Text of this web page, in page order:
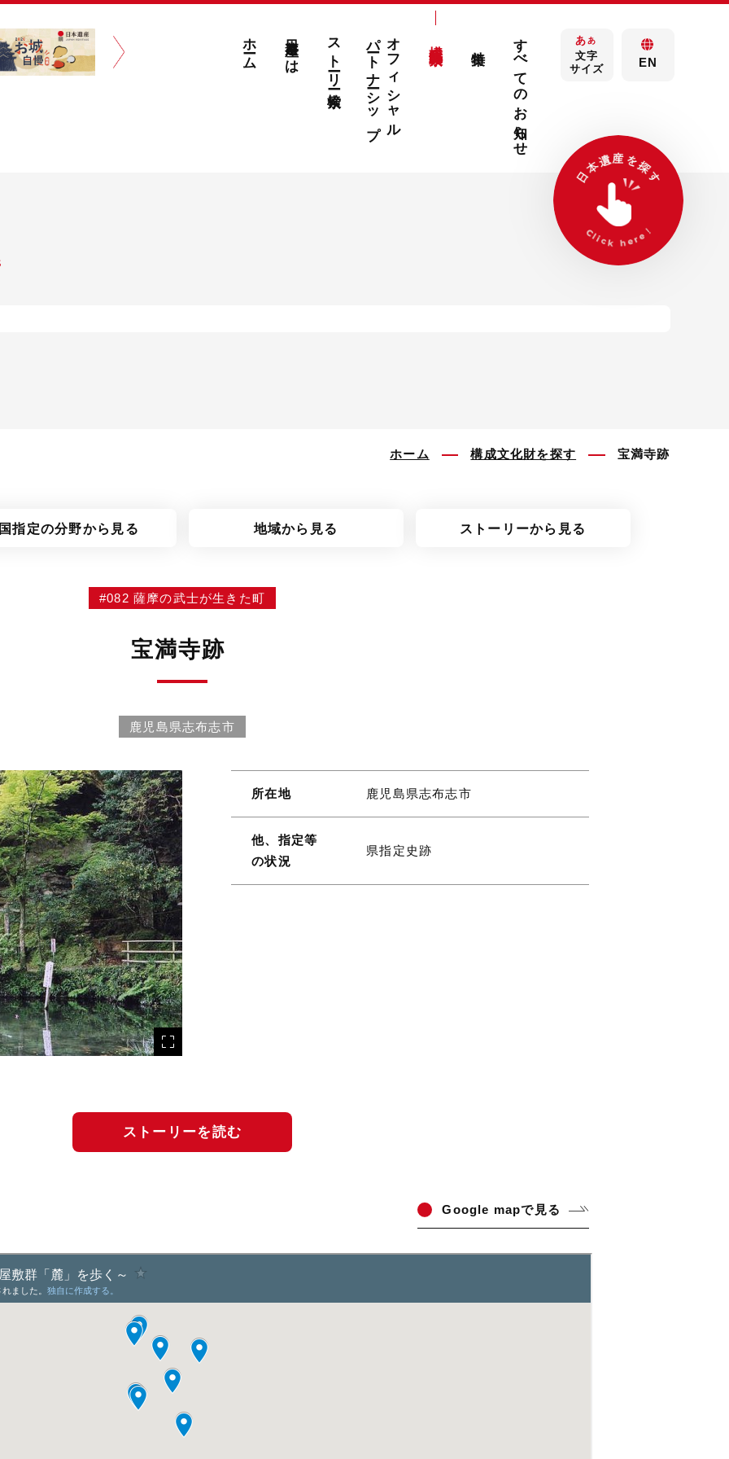
ホーム 日本遺産とは ストーリー検索 オフィシャル
パートナーシップ すべてのお知らせ あ あ
文字
サイズ
EN
ホーム 構成文化財を探す 宝満寺跡
指定の分野から見る 地域から見る ストーリーから見る
#082 薩摩の武士が生きた町
宝満寺跡
鹿児島県志布志市
所在地 鹿児島県志布志市
他、指定等
の状況
県指定史跡
ストーリーを読む
Google mapで見る